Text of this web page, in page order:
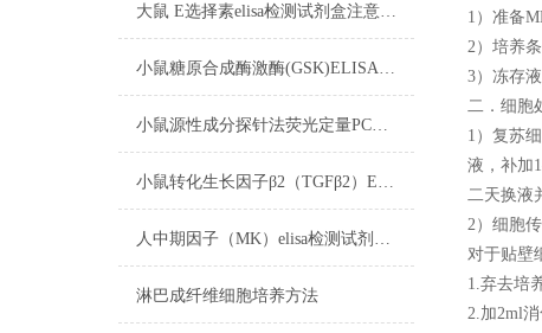
大鼠 E选择素elisa检测试剂盒注意事项
小鼠糖原合成酶激酶(GSK)ELISA试剂盒标本的采集与保存
小鼠源性成分探针法荧光定量PCR检测试剂盒准备试剂与收集血样
小鼠转化生长因子β2（TGFβ2）ELISA试剂盒注意事项
人中期因子（MK）elisa检测试剂盒注意事项
淋巴成纤维细胞培养方法
1）准备
2）培养
3）冻存
二．细胞
1）复苏
液，补加
二天换液
2）细胞
对于贴壁
1.弃去培
2.加2ml